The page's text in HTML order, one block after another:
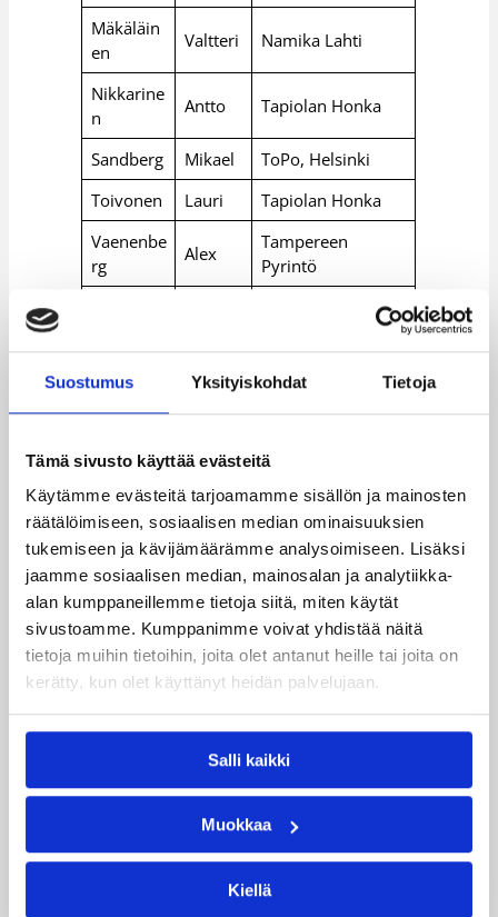
Suostumus Yksityiskohdat Tietoja
Tämä sivusto käyttää evästeitä
Käytämme evästeitä tarjoamamme sisällön ja mainosten
räätälöimiseen, sosiaalisen median ominaisuuksien
tukemiseen ja kävijämäärämme analysoimiseen. Lisäksi
jaamme sosiaalisen median, mainosalan ja analytiikka-
alan kumppaneillemme tietoja siitä, miten käytät
sivustoamme. Kumppanimme voivat yhdistää näitä
tietoja muihin tietoihin, joita olet antanut heille tai joita on
kerätty, kun olet käyttänyt heidän palvelujaan.
Salli kaikki
Muokkaa
Kiellä
Mäkäläin
en
Valtteri Namika Lahti
Nikkarine
n
Antto Tapiolan Honka
Sandberg Mikael
ToPo, Helsinki
Toivonen
Lauri
Tapiolan Honka
Vaenenbe
rg
Alex
Tampereen
Pyrintö
Tapiolan Honka
Lappeenrannan
NMKY
Alle 16-vuotiaiden poikien leirille kutsutut
SUKUNIM
ETUNI
MI
SEURA
Andersen Oscar
Espoo Basket
Team
Caven Joonas
Tampereen
Pyrintö
Clement
Kristof
er
Helsingin NMKY
Dolenc Daniel
Team
Herbert
l
Korihait,
Uusikaupunki